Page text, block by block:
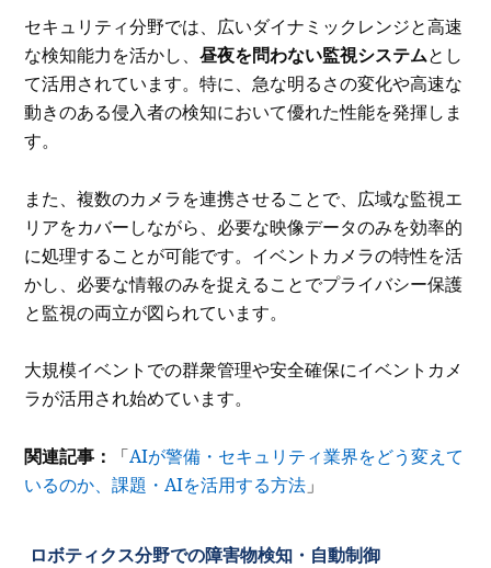
セキュリティ分野では、広いダイナミックレンジと高速
な検知能力を活かし、昼夜を問わない監視システムとし
て活用されています。特に、急な明るさの変化や高速な
動きのある侵入者の検知において優れた性能を発揮しま
す。
また、複数のカメラを連携させることで、広域な監視エ
リアをカバーしながら、必要な映像データのみを効率的
に処理することが可能です。イベントカメラの特性を活
かし、必要な情報のみを捉えることでプライバシー保護
と監視の両立が図られています。
大規模イベントでの群衆管理や安全確保にイベントカメ
ラが活用され始めています。
関連記事： 「AIが警備・セキュリティ業界をどう変えて
いるのか、課題・AIを活用する方法 」
ロボティクス分野での障害物検知・自動制御